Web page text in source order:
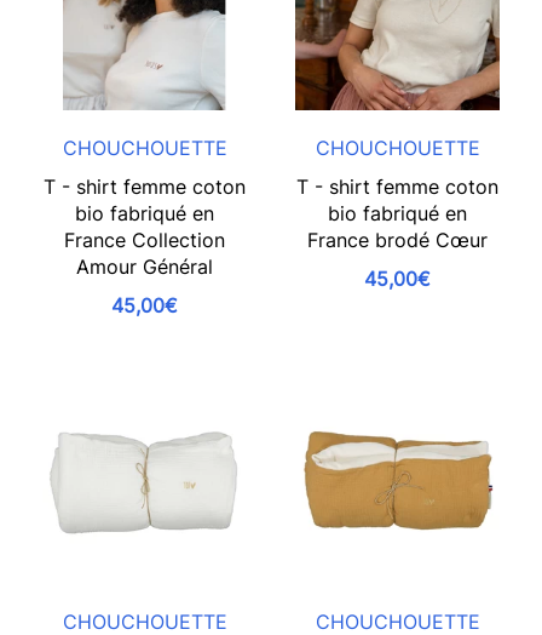
CHOUCHOUETTE
T - shirt femme coton
bio fabriqué en
France Collection
Amour Général
45,00€
CHOUCHOUETTE
T - shirt femme coton
bio fabriqué en
France brodé Cœur
45,00€
CHOUCHOUETTE
CHOUCHOUETTE